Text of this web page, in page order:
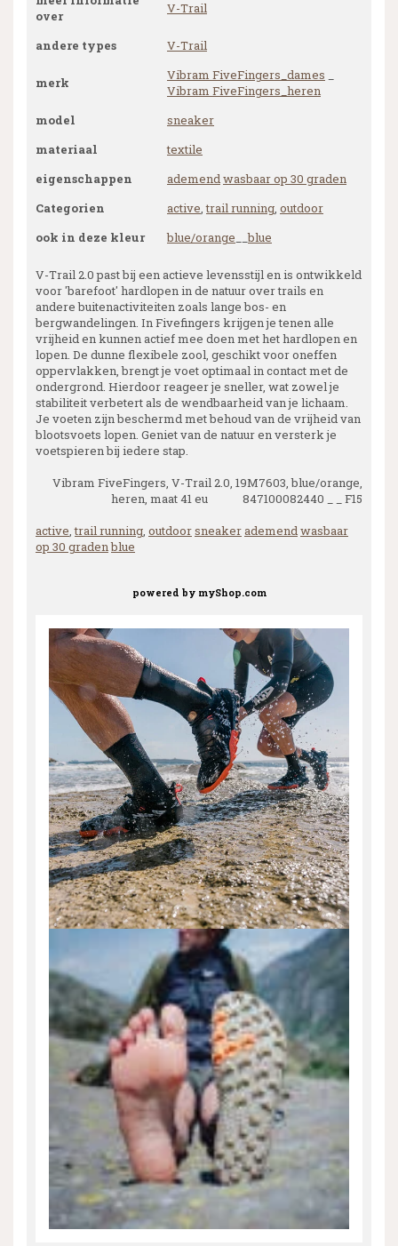
over
V-Trail
andere types V-Trail
merk Vibram FiveFingers_dames
Vibram FiveFingers_heren
model
sneaker
materiaal
textile
eigenschappen
ademendwasbaar op 30 graden
Categorien
active,trail running, outdoor
ook in deze kleur
blue/orange __blue
V-Trail 2.0 past bij een actieve levensstijl en is ontwikkeld
voor 'barefoot' hardlopen in de natuur over trails en
andere buitenactiviteiten zoals lange bos- en
bergwandelingen. In Fivefingers krijgen je tenen alle
vrijheid en kunnen actief mee doen met het hardlopen en
lopen. De dunne flexibele zool, geschikt voor oneffen
oppervlakken, brengt je voet optimaal in contact met de
ondergrond. Hierdoor reageer je sneller, wat zowel je
stabiliteit verbetert als de wendbaarheid van je lichaam.
Je voeten zijn beschermd met behoud van de vrijheid van
blootsvoets lopen. Geniet van de natuur en versterk je
voetspieren bij iedere stap.
Vibram FiveFingers, V-Trail 2.0, 19M7603, blue/orange,
heren, maat 41 eu 847100082440 _ _ F15
active,trail running, outdoorsneakerademendwasbaar
op 30 gradenblue
powered by myShop.com